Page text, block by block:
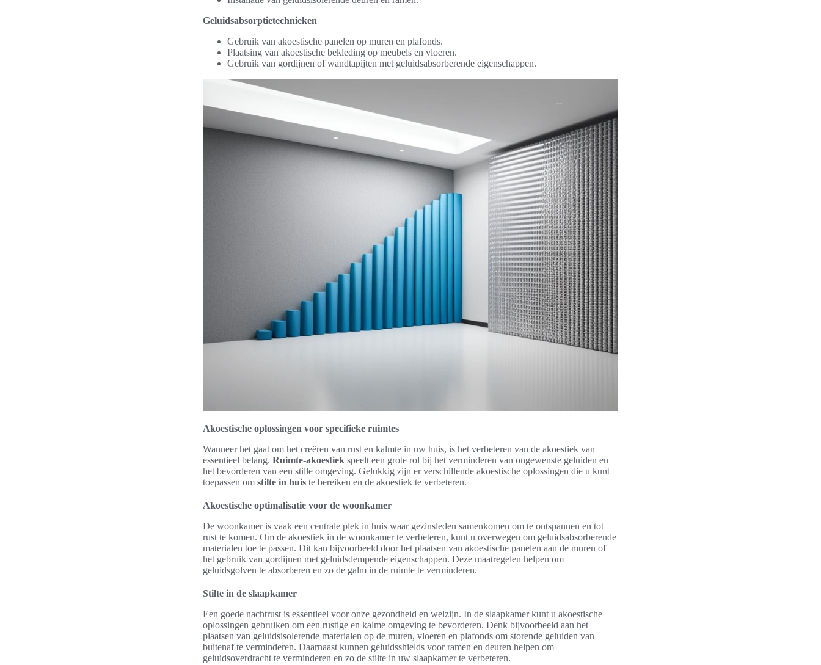
Geluidsabsorptietechnieken
Gebruik van akoestische panelen op muren en plafonds.
Plaatsing van akoestische bekleding op meubels en vloeren.
Gebruik van gordijnen of wandtapijten met geluidsabsorberende eigenschappen.
Akoestische oplossingen voor specifieke ruimtes
Wanneer het gaat om het creëren van rust en kalmte in uw huis, is het verbeteren van de akoestiek van
essentieel belang. Ruimte-akoestiek speelt een grote rol bij het verminderen van ongewenste geluiden en
het bevorderen van een stille omgeving. Gelukkig zijn er verschillende akoestische oplossingen die u kunt
toepassen om stilte in huis te bereiken en de akoestiek te verbeteren.
Akoestische optimalisatie voor de woonkamer
De woonkamer is vaak een centrale plek in huis waar gezinsleden samenkomen om te ontspannen en tot
rust te komen. Om de akoestiek in de woonkamer te verbeteren, kunt u overwegen om geluidsabsorberende
materialen toe te passen. Dit kan bijvoorbeeld door het plaatsen van akoestische panelen aan de muren of
het gebruik van gordijnen met geluidsdempende eigenschappen. Deze maatregelen helpen om
geluidsgolven te absorberen en zo de galm in de ruimte te verminderen.
Stilte in de slaapkamer
Een goede nachtrust is essentieel voor onze gezondheid en welzijn. In de slaapkamer kunt u akoestische
oplossingen gebruiken om een rustige en kalme omgeving te bevorderen. Denk bijvoorbeeld aan het
plaatsen van geluidsisolerende materialen op de muren, vloeren en plafonds om storende geluiden van
buitenaf te verminderen. Daarnaast kunnen geluidsshields voor ramen en deuren helpen om
geluidsoverdracht te verminderen en zo de stilte in uw slaapkamer te verbeteren.